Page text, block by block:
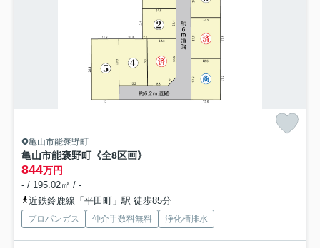
亀山市能褒野町
亀山市能褒野町《全8区画》
844万円
- / 195.02㎡ / -
近鉄鈴鹿線「平田町」駅 徒歩85分
プロパンガス 仲介手数料無料 浄化槽排水